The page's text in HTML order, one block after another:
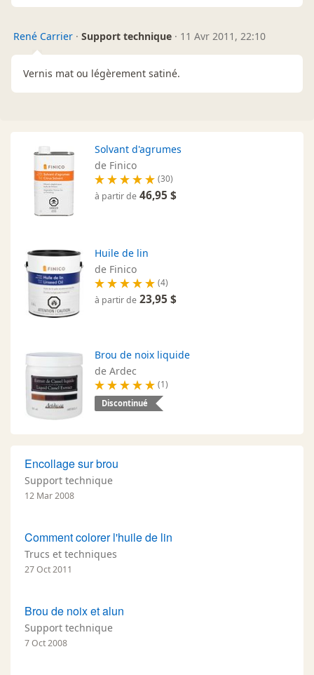
René Carrier · Support technique · 11 Avr 2011, 22:10
Vernis mat ou légèrement satiné.
Solvant d'agrumes
de Finico
(30)
à partir de 46,95 $
Huile de lin
de Finico
(4)
à partir de 23,95 $
Brou de noix liquide
de Ardec
(1)
Discontinué
Encollage sur brou
Support technique
12 Mar 2008
Comment colorer l'huile de lin
Trucs et techniques
27 Oct 2011
Brou de noix et alun
Support technique
7 Oct 2008